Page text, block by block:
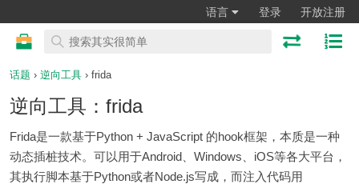
语言 登录 开放注册
话题 › 逆向工具 › frida
逆向工具：frida
Frida是一款基于Python + JavaScript 的hook框架，本质是一种
动态插桩技术。可以用于Android、Windows、iOS等各大平台，
其执行脚本基于Python或者Node.js写成，而注入代码用